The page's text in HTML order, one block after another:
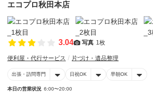
エコプロ秋田本店
3.04 写真 1枚
便利屋・代行サービス 片づけ・遺品整理
出張・訪問専門 日祝OK 早朝OK
本日の営業状況 6:00〜20:00